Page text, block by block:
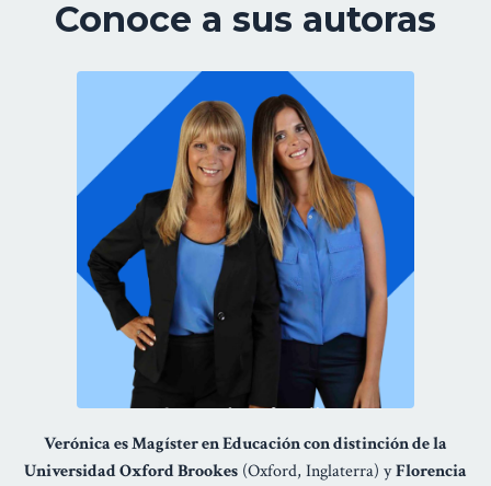
Conoce a sus autoras
Verónica es Magíster en Educación con distinción de la
Universidad Oxford Brookes (Oxford, Inglaterra) yFlorencia